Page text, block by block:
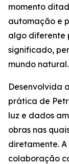
momento
automação e
algo diferente
significado,
mundo natural.
Desenvolvida
prática de
luz e dados
obras nas
diretamente.
colaboração